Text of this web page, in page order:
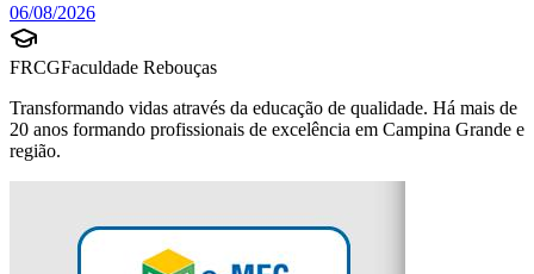
06/08/2026
FRCGFaculdade Rebouças
Transformando vidas através da educação de qualidade. Há mais de
20 anos formando profissionais de excelência em Campina Grande e
região.